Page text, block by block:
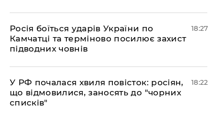
​Росія боїться ударів України по
Камчатці та терміново посилює захист
підводних човнів
18:27
​У РФ почалася хвиля повісток: росіян,
що відмовилися, заносять до "чорних
списків"
18:22